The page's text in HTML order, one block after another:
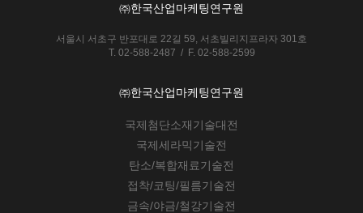
㈜한국산업마케팅연구원
서울시 서초구 반포대로 22길 59, 서초빌리지프라자 301호
T. 02-588-2487 / F. 02-588-2599
㈜한국산업마케팅연구원
국제첨단소재기술대전
국제세라믹기술전
탄소/복합재료기술전
접착/코팅/필름기술전
금속/야금/철강기술전